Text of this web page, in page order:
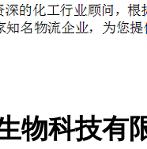
物科技有